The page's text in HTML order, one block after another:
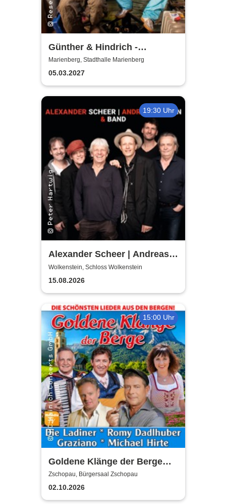
Günther & Hindrich -
SIMPLYunkloar
Marienberg, Stadthalle Marienberg
05.03.2027
19:30 Uhr
Alexander Scheer | Andreas
Dresen & Band spielen (nicht
nur) Gundermann
Wolkenstein, Schloss Wolkenstein
15.08.2026
15:00 Uhr
Goldene Klänge der Berge
2026
Zschopau, Bürgersaal Zschopau
02.10.2026